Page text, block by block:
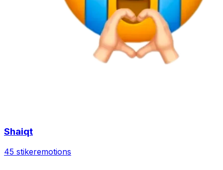
Shaiqt
45 stikeremotions